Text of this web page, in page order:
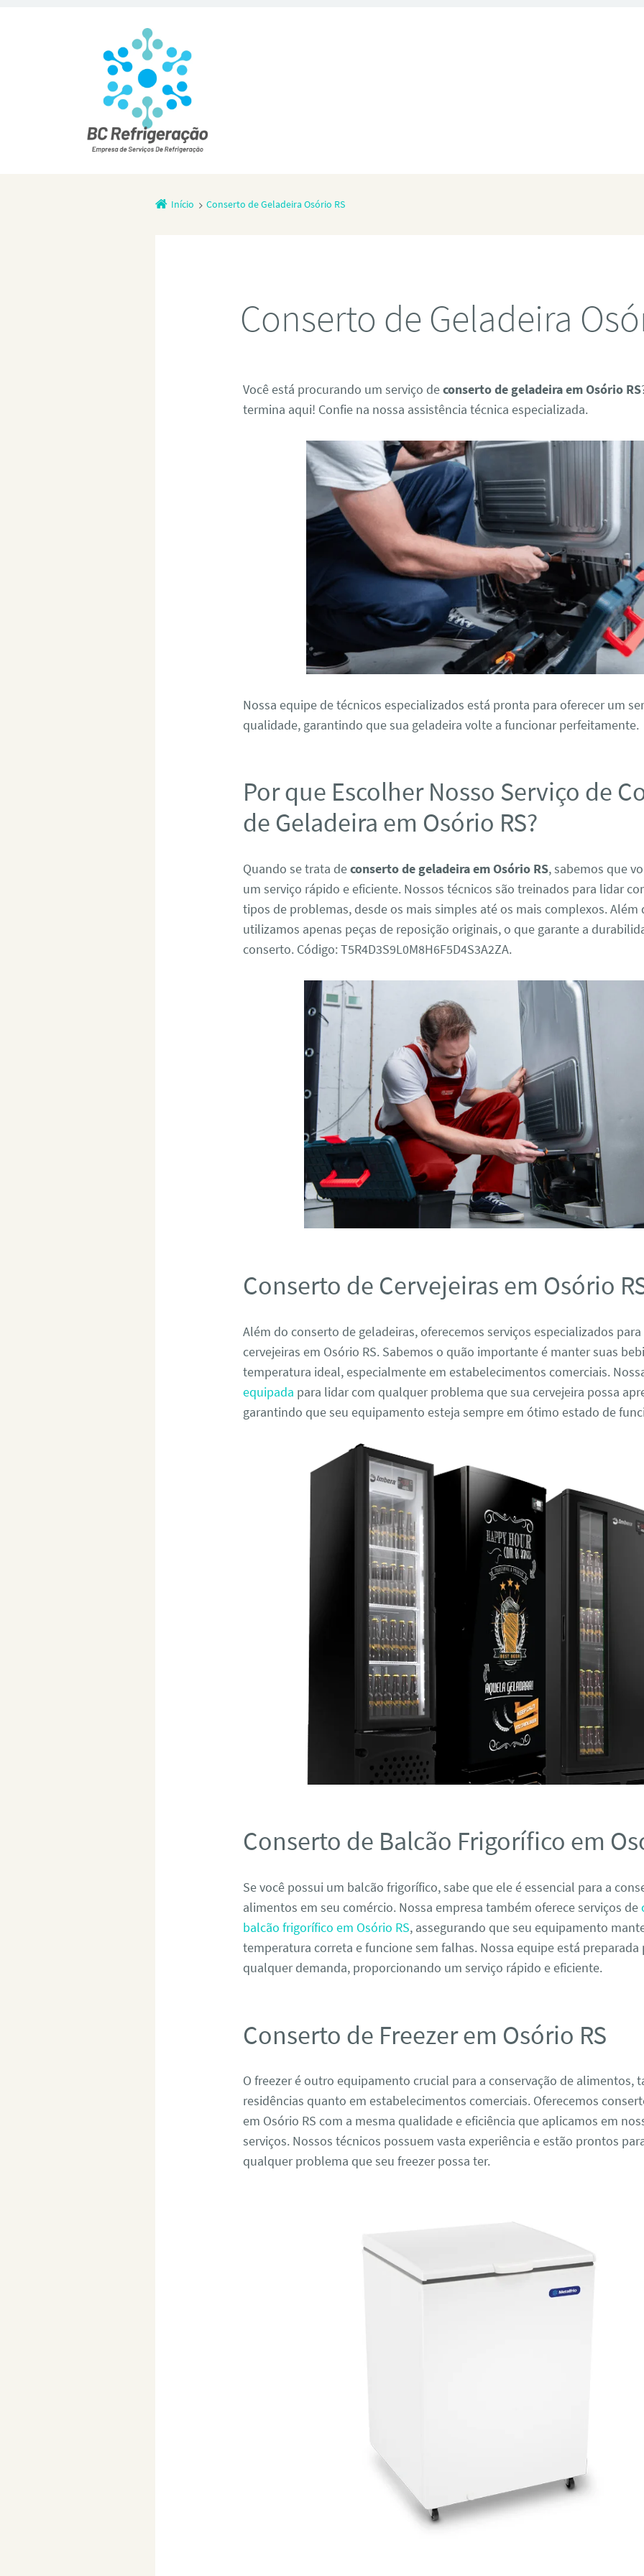
Início Conserto de Geladeira Osório RS
Conserto de Geladeira
Você está procurando um serviço deconserto de geladeira em Osório RS
termina aqui! Confie na nossa assistência técnica especializada.
Nossa equipe de técnicos especializados está pronta para oferecer um
qualidade, garantindo que sua geladeira volte a funcionar perfeitamente.
Por que Escolher Nosso Serviço de
de Geladeira em Osório RS?
Quando se trata deconserto de geladeira em Osório RS, sabemos que
um serviço rápido e eficiente. Nossos técnicos são treinados para lidar
tipos de problemas, desde os mais simples até os mais complexos. Além
utilizamos apenas peças de reposição originais, o que garante a
conserto. Código: T5R4D3S9L0M8H6F5D4S3A2ZA.
Conserto de Cervejeiras em Osório
Além do conserto de geladeiras, oferecemos serviços especializados
cervejeiras em Osório RS. Sabemos o quão importante é manter suas
temperatura ideal, especialmente em estabelecimentos comerciais.
equipada para lidar com qualquer problema que sua cervejeira possa
garantindo que seu equipamento esteja sempre em ótimo estado de
Conserto de Balcão Frigorífico em
Se você possui um balcão frigorífico, sabe que ele é essencial para a
alimentos em seu comércio. Nossa empresa também oferece serviços de
balcão frigorífico em Osório RS, assegurando que seu equipamento
temperatura correta e funcione sem falhas. Nossa equipe está preparada
qualquer demanda, proporcionando um serviço rápido e eficiente.
Conserto de Freezer em Osório RS
O freezer é outro equipamento crucial para a conservação de alimentos,
residências quanto em estabelecimentos comerciais. Oferecemos
em Osório RS com a mesma qualidade e eficiência que aplicamos em
serviços. Nossos técnicos possuem vasta experiência e estão prontos
qualquer problema que seu freezer possa ter.